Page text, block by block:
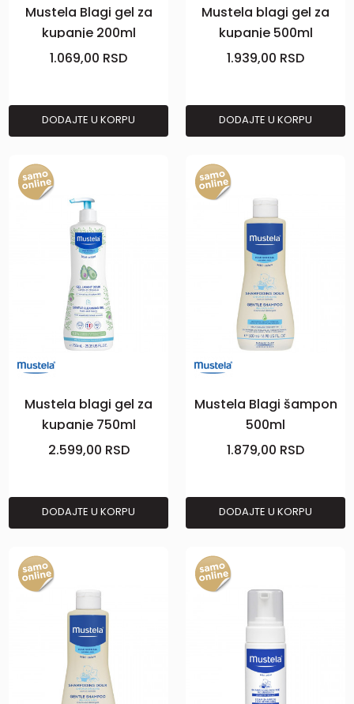
Mustela Blagi gel za
kupanje 200ml
1.069,00 RSD
DODAJTE U KORPU
Mustela blagi gel za
kupanje 500ml
1.939,00 RSD
DODAJTE U KORPU
Mustela blagi gel za
kupanje 750ml
2.599,00 RSD
DODAJTE U KORPU
Mustela Blagi šampon
500ml
1.879,00 RSD
DODAJTE U KORPU